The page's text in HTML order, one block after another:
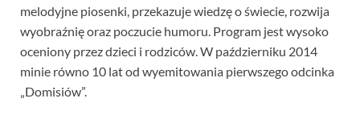
melodyjne piosenki, przekazuje wiedzę o świecie, rozwija
wyobraźnię oraz poczucie humoru. Program jest wysoko
oceniony przez dzieci i rodziców. W październiku 2014
minie równo 10 lat od wyemitowania pierwszego odcinka
„Domisiów”.